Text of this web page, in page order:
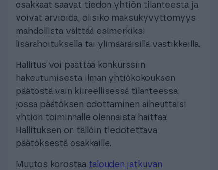
osakkaat saavat tiedon yhtiön tilanteesta ja
voivat arvioida, olisiko maksukyvyttömyys
mahdollista välttää esimerkiksi
lisärahoituksella tai ylimääräisillä vastikkeilla.
Hallitus voi päättää konkurssiin
hakeutumisesta ilman yhtiökokouksen
päätöstä vain kiireellisessä tilanteessa,
jossa päätöksen odottaminen aiheuttaisi
yhtiön toiminnalle olennaista haittaa.
Hallituksen on tällöin tiedotettava
päätöksestä osakkaille.
Muutos korostaa talouden jatkuvan